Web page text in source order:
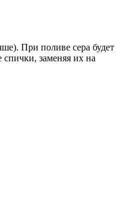
При поливе сера будет
заменяя их на